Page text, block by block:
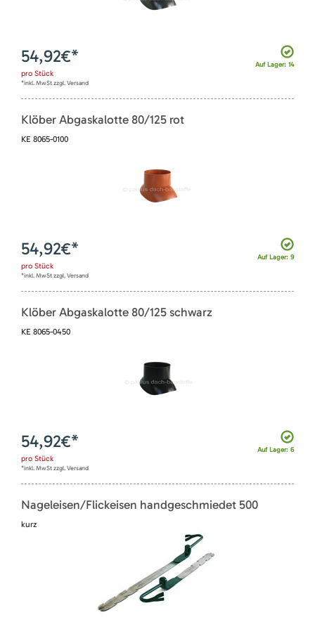
Auf Lager: 14
54,92€*
pro Stück
*inkl. MwSt zzgl. Versand
Klöber Abgaskalotte 80/125 rot
KE 8065-0100
Auf Lager: 9
54,92€*
pro Stück
*inkl. MwSt zzgl. Versand
Klöber Abgaskalotte 80/125 schwarz
KE 8065-0450
Auf Lager: 6
54,92€*
pro Stück
*inkl. MwSt zzgl. Versand
Nageleisen/Flickeisen handgeschmiedet 500
kurz